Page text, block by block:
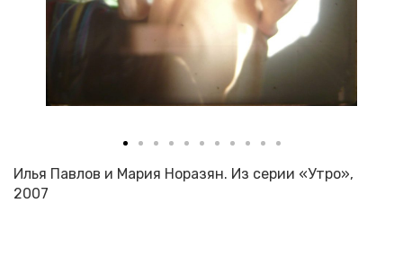
Илья Павлов и Мария Норазян. Из серии «Утро»,
2007